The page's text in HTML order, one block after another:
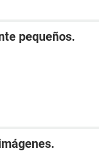
pequeños.